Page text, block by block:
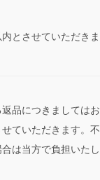
とさせていただきま
品につきましてはお
ていただきます。不
は当方で負担いたし